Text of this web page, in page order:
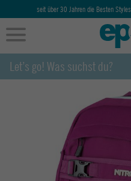
seit über 30 Jahren die Besten